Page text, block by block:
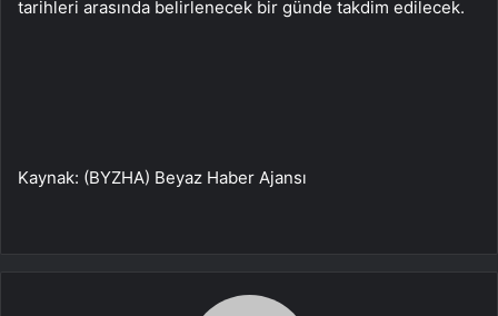
tarihleri arasında belirlenecek bir günde takdim edilecek.
Kaynak: (BYZHA) Beyaz Haber Ajansı